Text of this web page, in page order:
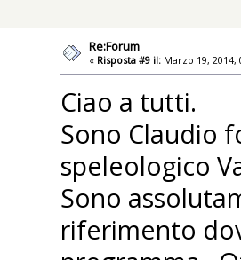
Re:Forum
« Risposta #9 il: Marzo 19, 2014,
Ciao a tutti.
Sono Claudio
speleologico
Sono
riferimento